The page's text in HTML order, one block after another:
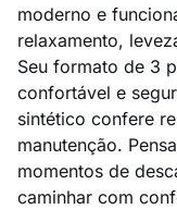
moderno e
relaxamento,
Seu formato de 3
confortável e
sintético confere
manutenção.
momentos de
caminhar com